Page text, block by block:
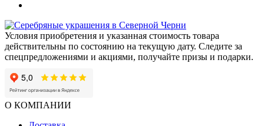
Условия приобретения и указанная стоимость товара
действительны по состоянию на текущую дату. Следите за
спецпредложениями и акциями, получайте призы и подарки.
О КОМПАНИИ